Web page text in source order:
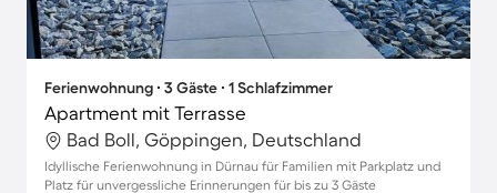
Ferienwohnung ∙ 3 Gäste ∙ 1 Schlafzimmer
Apartment mit Terrasse
Bad Boll, Göppingen, Deutschland
Idyllische Ferienwohnung in Dürnau für Familien mit Parkplatz und
Platz für unvergessliche Erinnerungen für bis zu 3 Gäste